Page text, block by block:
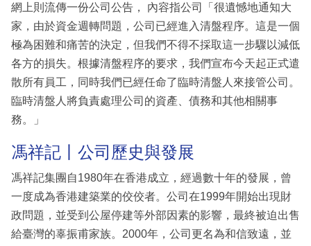
網上則流傳一份公司公告， 內容指公司「很遺憾地通知大
家，由於資金週轉問題，公司已經進入清盤程序。這是一個
極為困難和痛苦的決定，但我們不得不採取這一步驟以減低
各方的損失。根據清盤程序的要求，我們宣布今天起正式遣
散所有員工，同時我們已經任命了臨時清盤人來接管公司。
臨時清盤人將負責處理公司的資產、債務和其他相關事
務。」
馮祥記丨公司歷史與發展
馮祥記集團自1980年在香港成立，經過數十年的發展，曾
一度成為香港建築業的佼佼者。公司在1999年開始出現財
政問題，並受到公屋停建等外部因素的影響，最終被迫出售
給臺灣的辜振甫家族。2000年，公司更名為和信致遠，並